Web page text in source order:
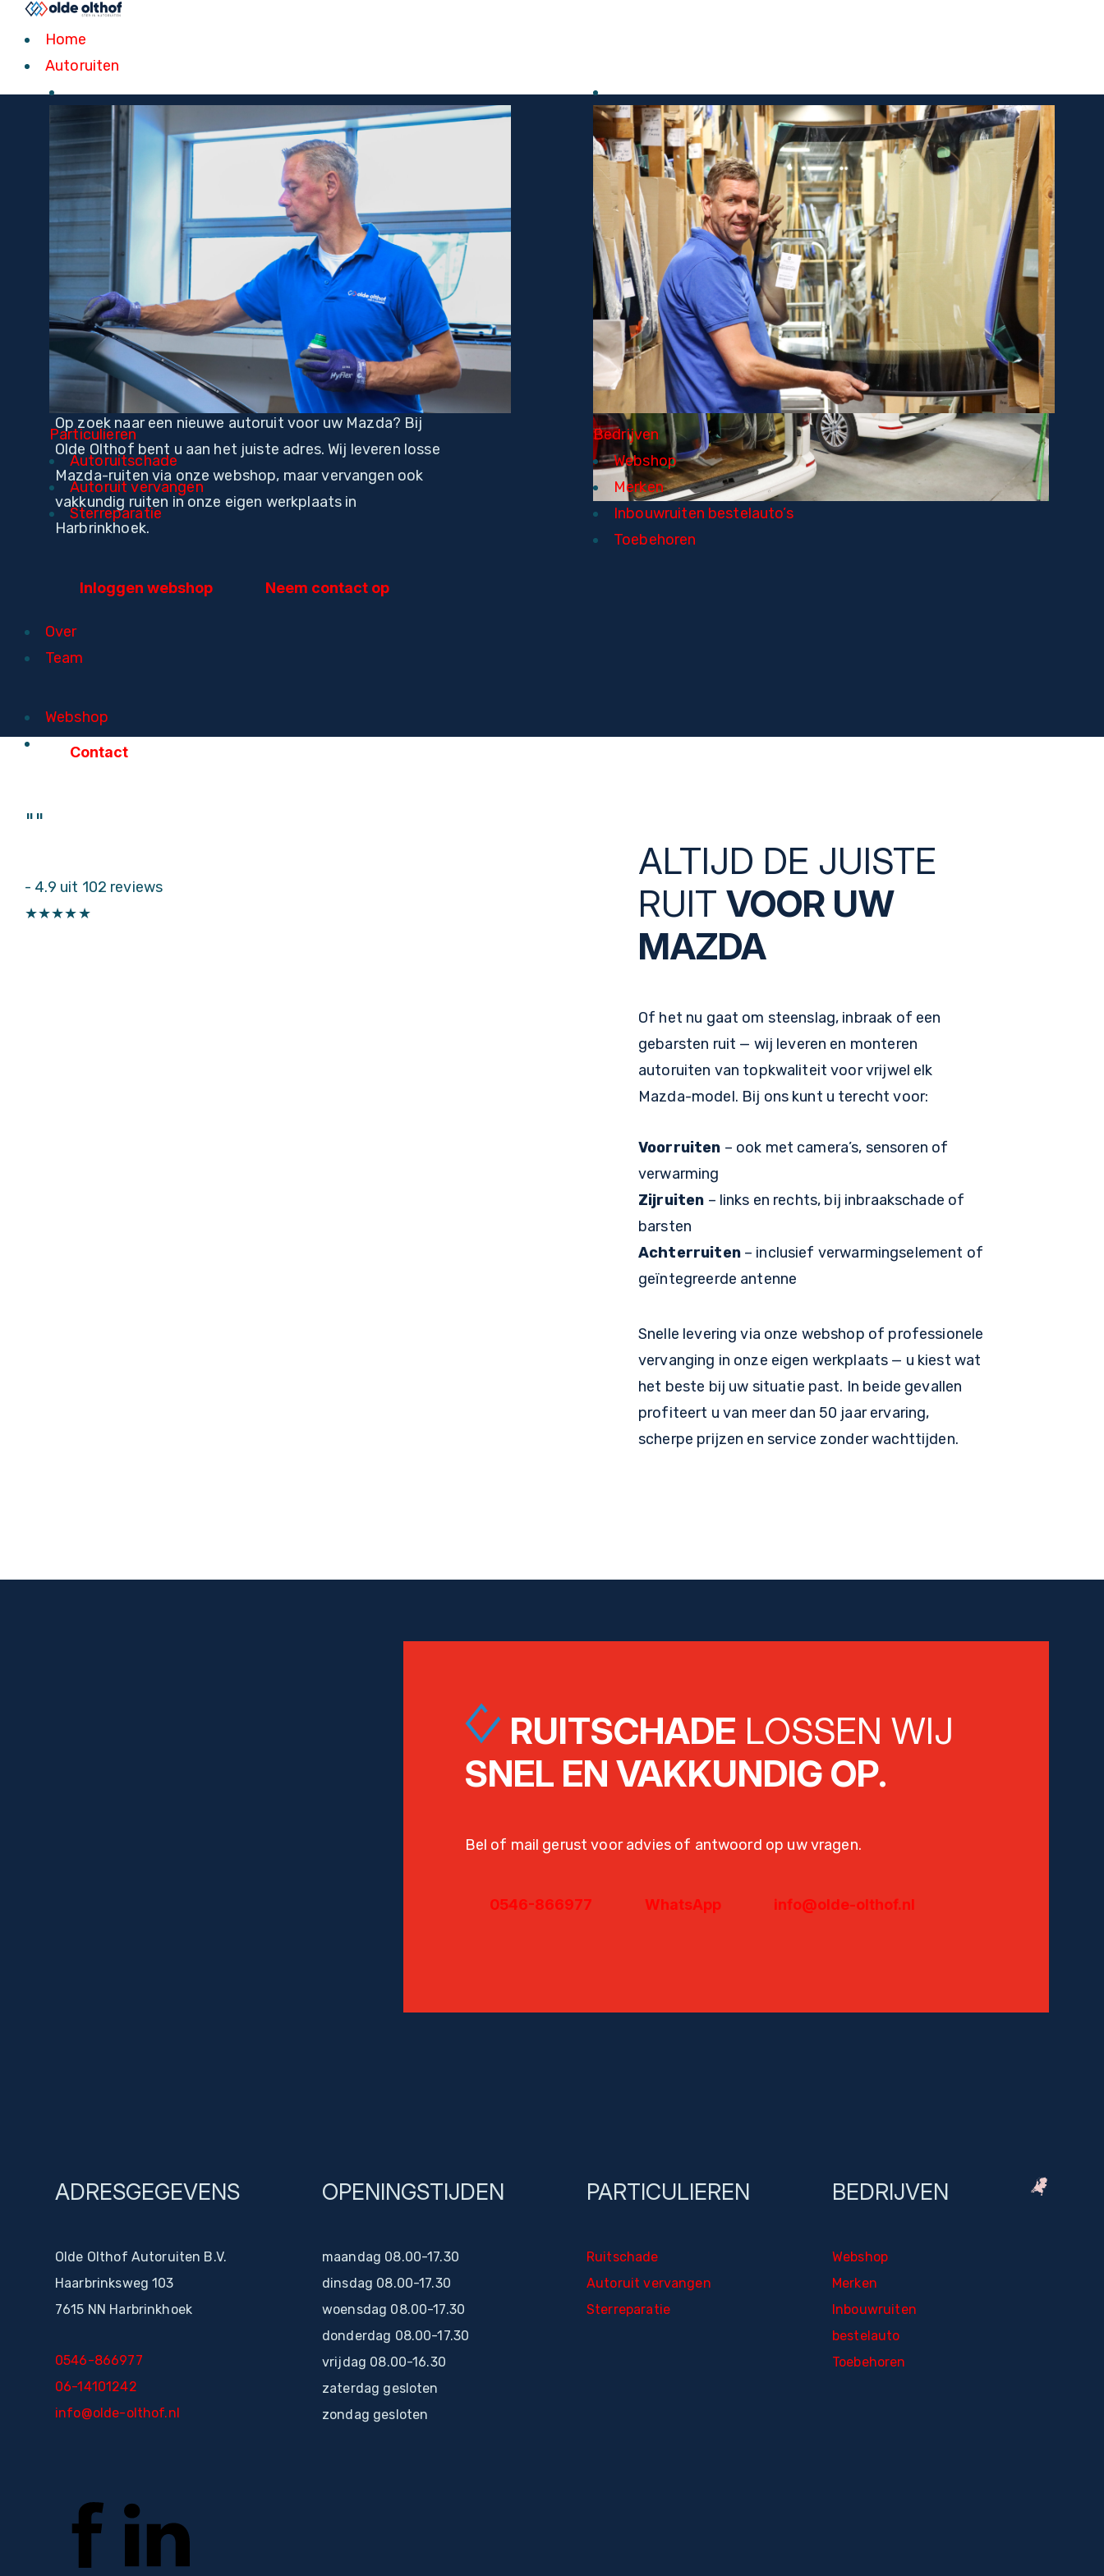
Home
Autoruiten
Particulieren
Autoruitschade
Autoruit vervangen
Sterreparatie
Bedrijven
Webshop
Merken
Inbouwruiten bestelauto’s
Toebehoren
Over
Team
Webshop
Contact
""
- 4.9 uit 102 reviews
★★★★★
MAZDA
AUTORUITEN
Snel geleverd of professioneel vervangen
Op zoek naar een nieuwe autoruit voor uw Mazda? Bij
Olde Olthof bent u aan het juiste adres. Wij leveren losse
Mazda-ruiten via onze webshop, maar vervangen ook
vakkundig ruiten in onze eigen werkplaats in
Harbrinkhoek.
Inloggen webshop Neem contact op
ALTIJD DE JUISTE
RUIT VOOR UW
MAZDA
Of het nu gaat om steenslag, inbraak of een
gebarsten ruit — wij leveren en monteren
autoruiten van topkwaliteit voor vrijwel elk
Mazda-model. Bij ons kunt u terecht voor:
Voorruiten – ook met camera’s, sensoren of
verwarming
Zijruiten – links en rechts, bij inbraakschade of
barsten
Achterruiten– inclusief verwarmingselement of
geïntegreerde antenne
Snelle levering via onze webshop of professionele
vervanging in onze eigen werkplaats — u kiest wat
het beste bij uw situatie past. In beide gevallen
profiteert u van meer dan 50 jaar ervaring,
scherpe prijzen en service zonder wachttijden.
RUITSCHADE LOSSEN WIJ
SNEL EN VAKKUNDIG OP.
Bel of mail gerust voor advies of antwoord op uw vragen.
0546-866977 WhatsApp info@olde-olthof.nl
ADRESGEGEVENS
Olde Olthof Autoruiten B.V.
Haarbrinksweg 103
7615 NN Harbrinkhoek
0546-866977
06-14101242
info@olde-olthof.nl
OPENINGSTIJDEN
maandag 08.00-17.30
dinsdag 08.00-17.30
woensdag 08.00-17.30
donderdag 08.00-17.30
vrijdag 08.00-16.30
zaterdag gesloten
zondag gesloten
PARTICULIEREN
Ruitschade
Autoruit vervangen
Sterreparatie
BEDRIJVEN
Webshop
Merken
Inbouwruiten
bestelauto
Toebehoren
Home
Autoruiten